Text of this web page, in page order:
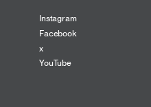
Instagram
Facebook
x
YouTube